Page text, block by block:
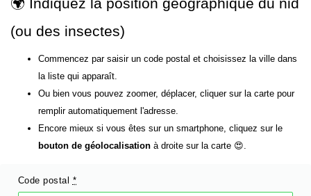
🌍 Indiquez la position géographique du nid
(ou des insectes)
Commencez par saisir un code postal et choisissez la ville dans
la liste qui apparaît.
Ou bien vous pouvez zoomer, déplacer, cliquer sur la carte pour
remplir automatiquement l'adresse.
Encore mieux si vous êtes sur un smartphone, cliquez sur le
bouton de géolocalisation à droite sur la carte 😍.
Code postal *